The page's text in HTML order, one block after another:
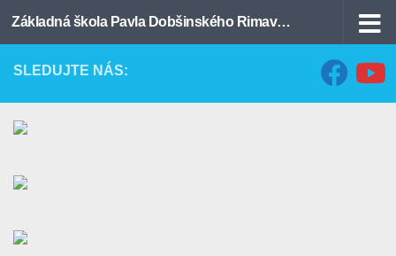
Preskočiť na obsah Základná škola Pavla Dobšinského Rimavská Sobota
SLEDUJTE NÁS: